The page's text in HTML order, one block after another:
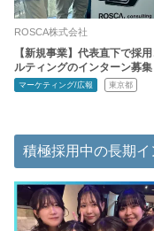
ROSCA株式会社
【新規事業】代表直下で採
ルティングのインターン募集
マーケティング/広報 東京都
積極採用中の長期イ